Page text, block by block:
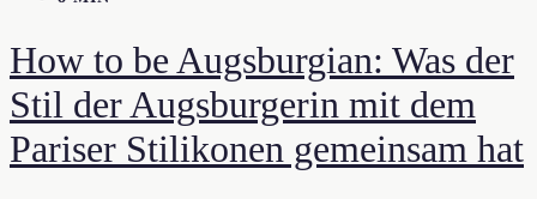
How to be Augsburgian: Was der
Stil der Augsburgerin mit dem
Pariser Stilikonen gemeinsam hat